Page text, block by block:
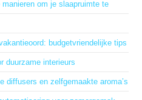
om je slaapruimte te
budgetvriendelijke tips
duurzame interieurs
diffusers en zelfgemaakte aroma’s